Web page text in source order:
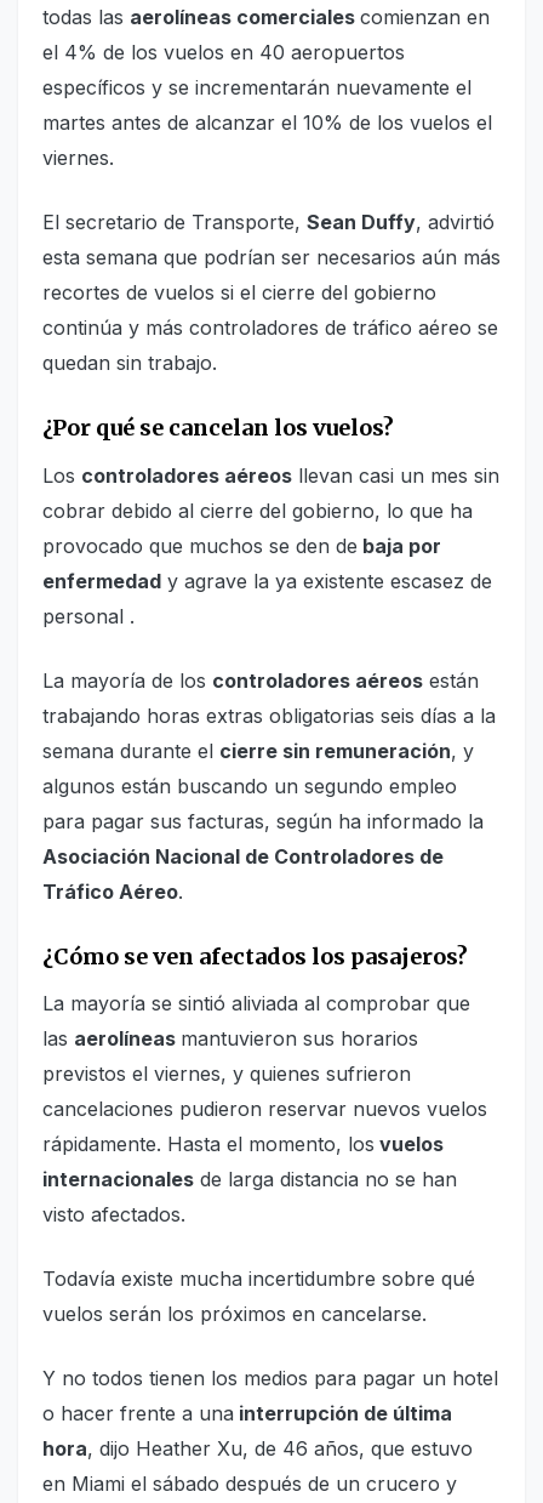
todas las aerolíneas comerciales comienzan en
el 4% de los vuelos en 40 aeropuertos
específicos y se incrementarán nuevamente el
martes antes de alcanzar el 10% de los vuelos el
viernes.
El secretario de Transporte, Sean Duffy, advirtió
esta semana que podrían ser necesarios aún más
recortes de vuelos si el cierre del gobierno
continúa y más controladores de tráfico aéreo se
quedan sin trabajo.
¿Por qué se cancelan los vuelos?
Los controladores aéreos llevan casi un mes sin
cobrar debido al cierre del gobierno, lo que ha
provocado que muchos se den de baja por
enfermedad y agrave la ya existente escasez de
personal .
La mayoría de los controladores aéreos están
trabajando horas extras obligatorias seis días a la
semana durante el cierre sin remuneración, y
algunos están buscando un segundo empleo
para pagar sus facturas, según ha informado la
Asociación Nacional de Controladores de
Tráfico Aéreo.
¿Cómo se ven afectados los pasajeros?
La mayoría se sintió aliviada al comprobar que
las aerolíneas mantuvieron sus horarios
previstos el viernes, y quienes sufrieron
cancelaciones pudieron reservar nuevos vuelos
rápidamente. Hasta el momento, los vuelos
internacionales de larga distancia no se han
visto afectados.
Todavía existe mucha incertidumbre sobre qué
vuelos serán los próximos en cancelarse.
Y no todos tienen los medios para pagar un hotel
o hacer frente a una interrupción de última
hora, dijo Heather Xu, de 46 años, que estuvo
en Miami el sábado después de un crucero y